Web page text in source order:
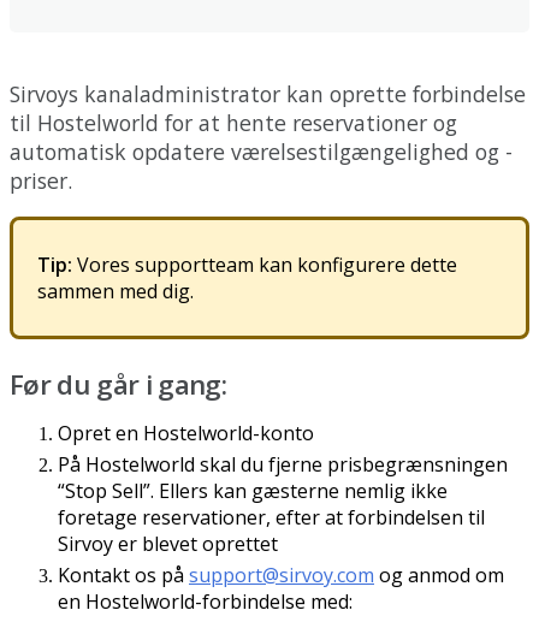
Sirvoys kanaladministrator kan oprette forbindelse
til Hostelworld for at hente reservationer og
automatisk opdatere værelsestilgængelighed og -
priser.
Tip: Vores supportteam kan konfigurere dette
sammen med dig.
Førdu går igang:
Opreten Hostelworld-konto
På Hostelworld skal du fjerne prisbegrænsningen
“Stop Sell”. Ellers kan gæsterne nemlig ikke
foretage reservationer, efteratforbindelsen til
Sirvoyer blevetoprettet
Kontaktos på support@sirvoy.com oganmod om
en Hostelworld-forbindelse med: